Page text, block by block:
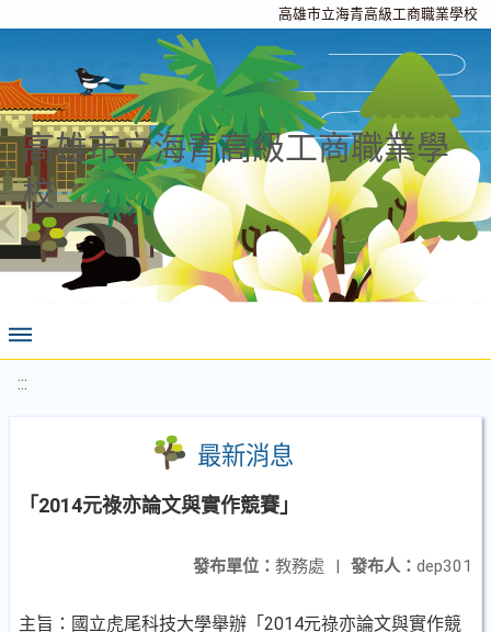
高雄市立海青高級工商職業學校
高雄市立海青高級工商職業學
校
:::
最新消息
「2014元祿亦論文與實作競賽」
發布人： dep301
發布單位： 教務處 |
主旨：國立虎尾科技大學舉辦「2014元祿亦論文與實作競